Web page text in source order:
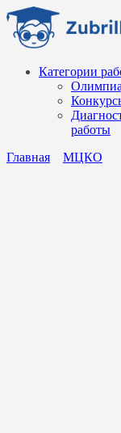
Перейти
содержанию
Категории
работы
Главная МЦКО